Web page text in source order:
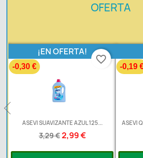
OFERTA
ASEVI SUAVIZANTE AZUL 125...
3,29 €2,99 €
¡EN OFERTA!
-0,30 €
favorite_border
ASEVI
-0,19